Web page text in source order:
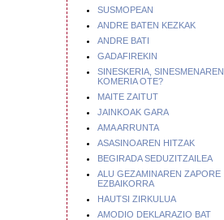
SUSMOPEAN
ANDRE BATEN KEZKAK
ANDRE BATI
GADAFIREKIN
SINESKERIA, SINESMENAREN
KOMERIA OTE?
MAITE ZAITUT
JAINKOAK GARA
AMA ARRUNTA
ASASINOAREN HITZAK
BEGIRADA SEDUZITZAILEA
ALU GEZAMINAREN ZAPORE
EZBAIKORRA
HAUTSI ZIRKULUA
AMODIO DEKLARAZIO BAT